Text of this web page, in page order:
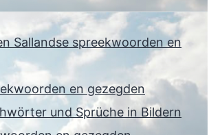
Sallandse spreekwoorden en
en gezegden
und Sprüche in Bildern